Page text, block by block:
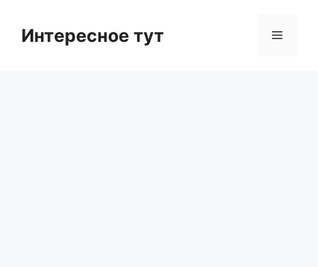
contentИнтересное тут Menu